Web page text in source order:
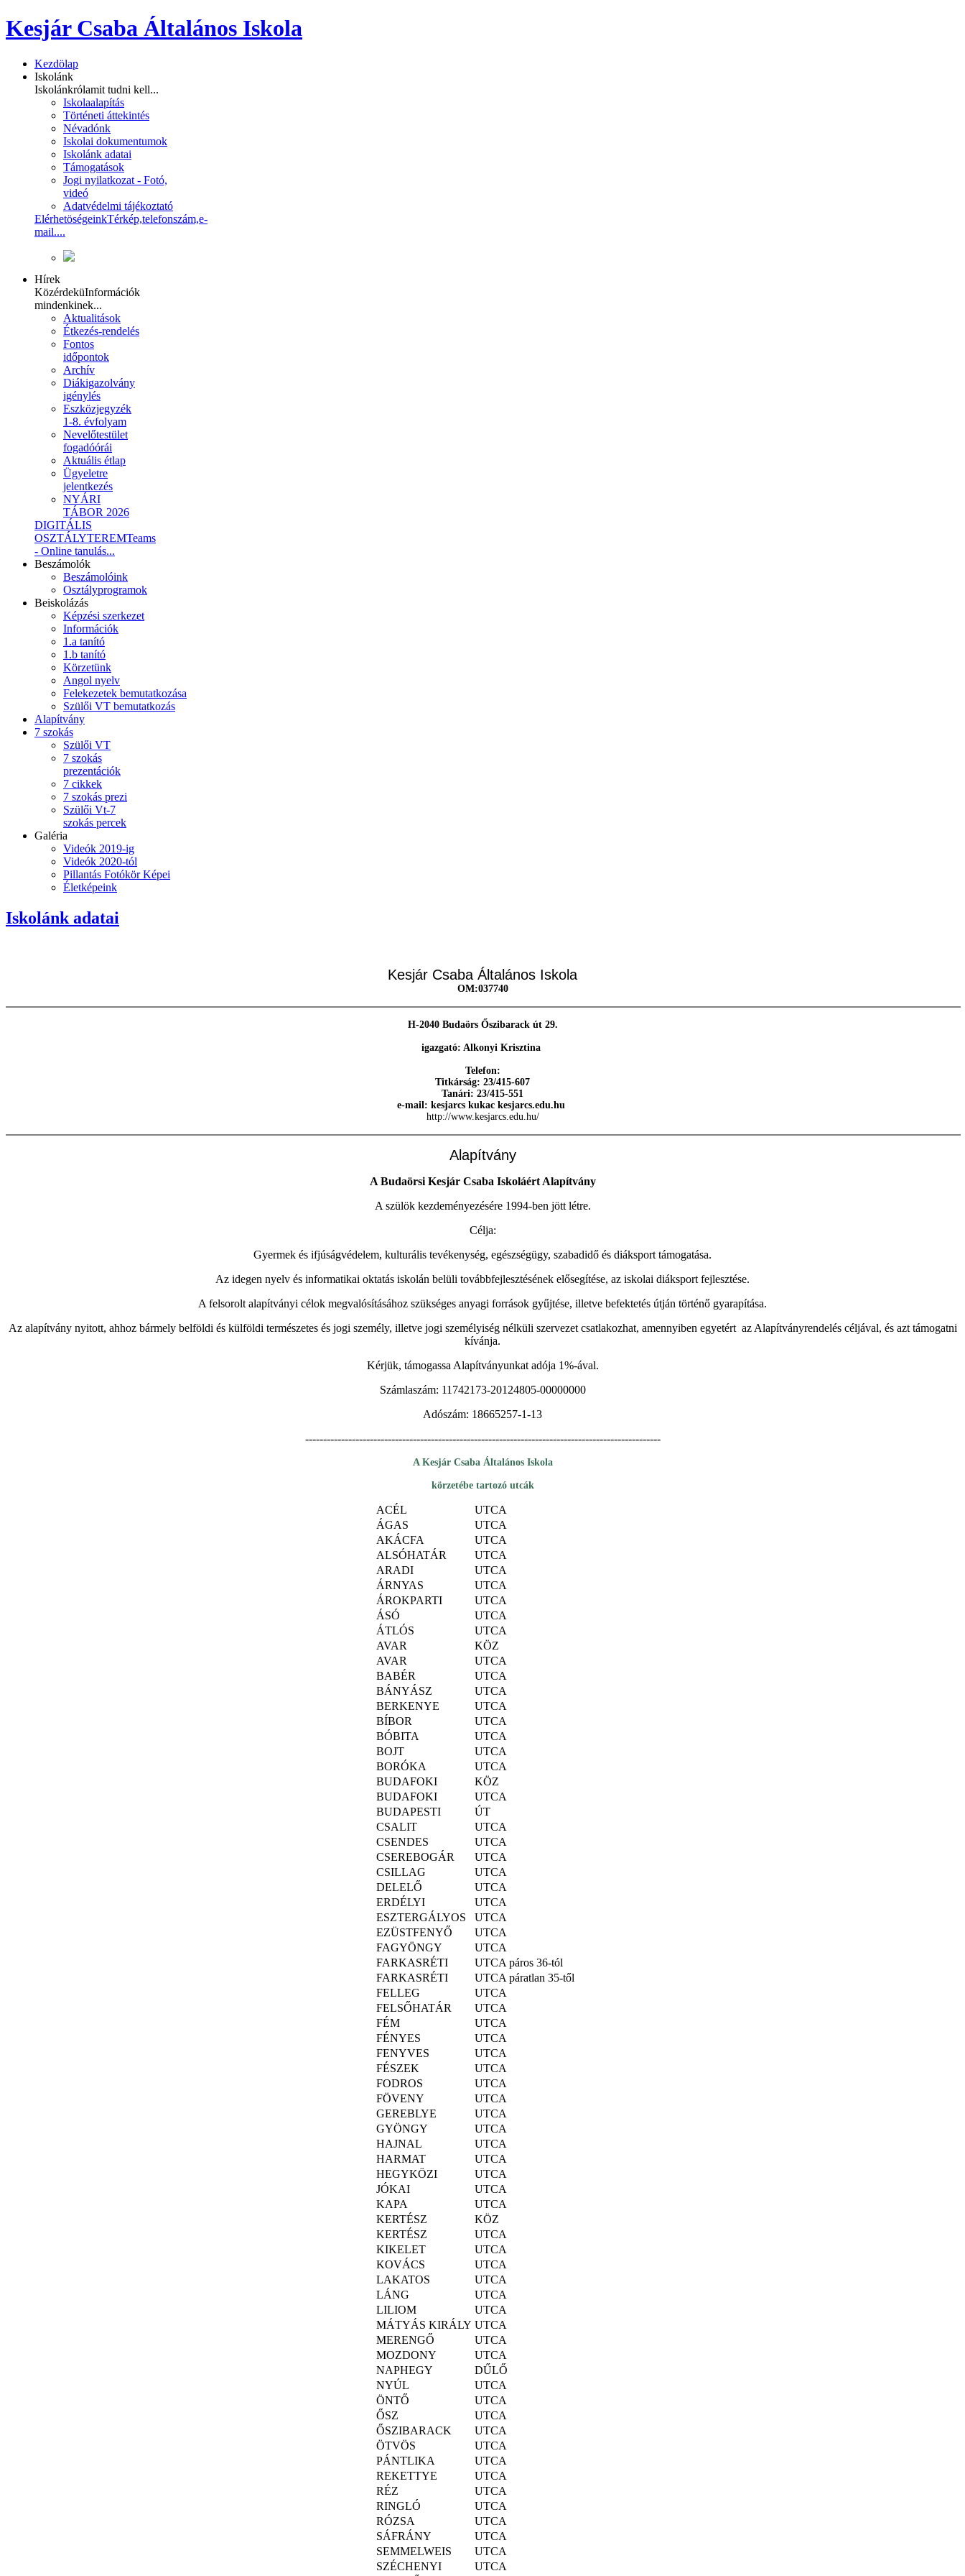
Kesjár Csaba Általános Iskola
Kezdölap
Iskolánk
Iskolánkrólamit tudni kell...
Iskolaalapítás
Történeti áttekintés
Névadónk
Iskolai dokumentumok
Iskolánk adatai
Támogatások
Jogi nyilatkozat - Fotó,
videó
Adatvédelmi tájékoztató
ElérhetöségeinkTérkép,telefonszám,e-
mail....
Hírek
KözérdeküInformációk
mindenkinek...
Aktualitások
Étkezés-rendelés
Fontos
időpontok
Archív
Diákigazolvány
igénylés
Eszközjegyzék
1-8. évfolyam
Nevelőtestület
fogadóórái
Aktuális étlap
Ügyeletre
jelentkezés
NYÁRI
TÁBOR 2026
DIGITÁLIS
OSZTÁLYTEREMTeams
- Online tanulás...
Beszámolók
Beszámolóink
Osztályprogramok
Beiskolázás
Képzési szerkezet
Információk
1.a tanító
1.b tanító
Körzetünk
Angol nyelv
Felekezetek bemutatkozása
Szülői VT bemutatkozás
Alapítvány
7 szokás
Szülői VT
7 szokás
prezentációk
7 cikkek
7 szokás prezi
Szülői Vt-7
szokás percek
Galéria
Videók 2019-ig
Videók 2020-tól
Pillantás Fotókör Képei
Életképeink
Iskolánk adatai
Kesjár Csaba Általános Iskola
OM:037740
H-2040 Budaörs Őszibarack út 29.
igazgató: Alkonyi Krisztina
Telefon:
Titkárság: 23/415-607
Tanári: 23/415-551
e-mail: kesjarcs kukac kesjarcs.edu.hu
http://www.kesjarcs.edu.hu/
Alapítvány
A Budaörsi Kesjár Csaba Iskoláért Alapítvány
A szülök kezdeményezésére 1994-ben jött létre.
Célja:
Gyermek és ifjúságvédelem, kulturális tevékenység, egészségügy, szabadidő és diáksport támogatása.
Az idegen nyelv és informatikai oktatás iskolán belüli továbbfejlesztésének elősegítése, az iskolai diáksport fejlesztése.
A felsorolt alapítványi célok megvalósításához szükséges anyagi források gyűjtése, illetve befektetés útján történő gyarapítása.
Az alapítvány nyitott, ahhoz bármely belföldi és külföldi természetes és jogi személy, illetve jogi személyiség nélküli szervezet csatlakozhat, amennyiben egyetért az Alapítványrendelés céljával, és azt támogatni
kívánja.
Kérjük, támogassa Alapítványunkat adója 1%-ával.
Számlaszám: 11742173-20124805-00000000
Adószám: 18665257-1-13
---------------------------------------------------------------------------------------------------
A Kesjár Csaba Általános Iskola
körzetébe tartozó utcák
ACÉL
UTCA
ÁGAS
UTCA
AKÁCFA
UTCA
ALSÓHATÁR
UTCA
ARADI
UTCA
ÁRNYAS
UTCA
ÁROKPARTI
UTCA
ÁSÓ
UTCA
ÁTLÓS
UTCA
AVAR
KÖZ
AVAR
UTCA
BABÉR
UTCA
BÁNYÁSZ
UTCA
BERKENYE
UTCA
BÍBOR
UTCA
BÓBITA
UTCA
BOJT
UTCA
BORÓKA
UTCA
BUDAFOKI
KÖZ
BUDAFOKI
UTCA
BUDAPESTI
ÚT
CSALIT
UTCA
CSENDES
UTCA
CSEREBOGÁR
UTCA
CSILLAG
UTCA
DELELŐ
UTCA
ERDÉLYI
UTCA
ESZTERGÁLYOS
UTCA
EZÜSTFENYŐ
UTCA
FAGYÖNGY
UTCA
FARKASRÉTI
UTCA páros 36-tól
FARKASRÉTI
UTCA páratlan 35-től
FELLEG
UTCA
FELSŐHATÁR
UTCA
FÉM
UTCA
FÉNYES
UTCA
FENYVES
UTCA
FÉSZEK
UTCA
FODROS
UTCA
FÖVENY
UTCA
GEREBLYE
UTCA
GYÖNGY
UTCA
HAJNAL
UTCA
HARMAT
UTCA
HEGYKÖZI
UTCA
JÓKAI
UTCA
KAPA
UTCA
KERTÉSZ
KÖZ
KERTÉSZ
UTCA
KIKELET
UTCA
KOVÁCS
UTCA
LAKATOS
UTCA
LÁNG
UTCA
LILIOM
UTCA
MÁTYÁS KIRÁLY UTCA
MERENGŐ
UTCA
MOZDONY
UTCA
NAPHEGY
DŰLŐ
NYÚL
UTCA
ÖNTŐ
UTCA
ŐSZ
UTCA
ŐSZIBARACK
UTCA
ÖTVÖS
UTCA
PÁNTLIKA
UTCA
REKETTYE
UTCA
RÉZ
UTCA
RINGLÓ
UTCA
RÓZSA
UTCA
SÁFRÁNY
UTCA
SEMMELWEIS
UTCA
SZÉCHENYI
UTCA